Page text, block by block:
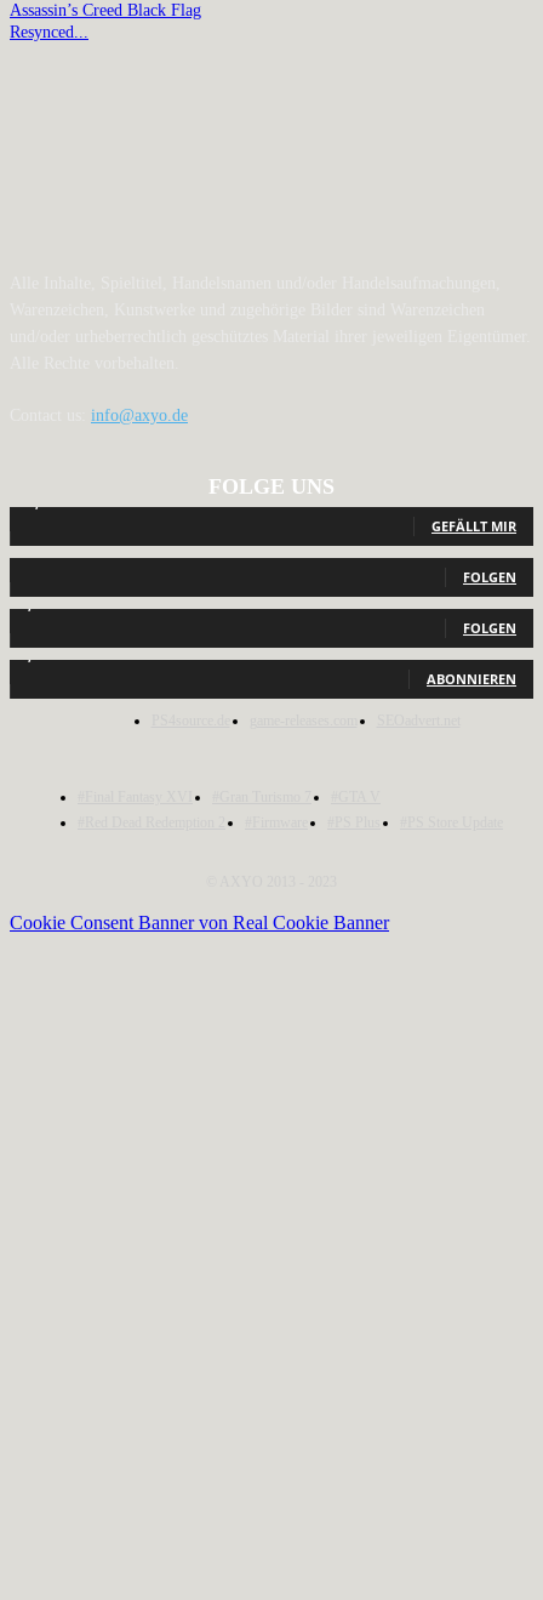
Assassin’s Creed Black Flag
Resynced...
info@axyo.de
FOLGE UNS
GEFÄLLT MIR
FOLGEN
FOLGEN
ABONNIEREN
Cookie Consent Banner von Real Cookie Banner